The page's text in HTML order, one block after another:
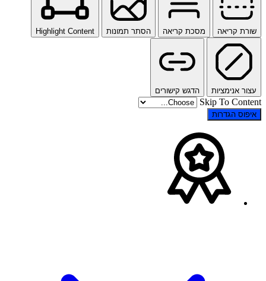
שורת קריאה מסכת קריאה הסתר תמונות Highlight Content
עצור אנימציות הדגש קישורים
Skip To Content
איפוס הגדרות